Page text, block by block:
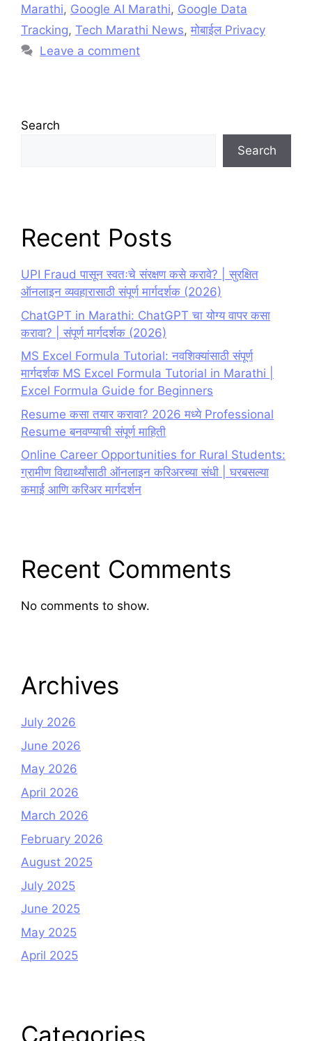
Marathi, Google AI Marathi, Google Data
Tracking, Tech Marathi News, मोबाईल Privacy
Leave a comment
Search
Search
Recent Posts
UPI Fraud पासून स्वतःचे संरक्षण कसे करावे? | सुरक्षित
ऑनलाइन व्यवहारासाठी संपूर्ण मार्गदर्शक (2026)
ChatGPT in Marathi: ChatGPT चा योग्य वापर कसा
करावा? | संपूर्ण मार्गदर्शक (2026)
MS Excel Formula Tutorial: नवशिक्यांसाठी संपूर्ण
मार्गदर्शक MS Excel Formula Tutorial in Marathi |
Excel Formula Guide for Beginners
Resume कसा तयार करावा? 2026 मध्ये Professional
Resume बनवण्याची संपूर्ण माहिती
Online Career Opportunities for Rural Students:
ग्रामीण विद्यार्थ्यांसाठी ऑनलाइन करिअरच्या संधी | घरबसल्या
कमाई आणि करिअर मार्गदर्शन
Recent Comments
No comments to show.
Archives
July 2026
June 2026
May 2026
April 2026
March 2026
February 2026
August 2025
July 2025
June 2025
May 2025
April 2025
Categories